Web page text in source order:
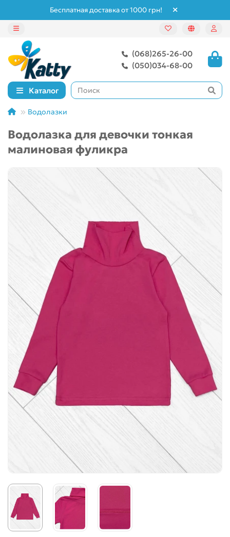
Бесплатная доставка от 1000 грн!
(068)265-26-00
(050)034-68-00
Каталог
Водолазки
Водолазка для девочки тонкая
малиновая фуликра